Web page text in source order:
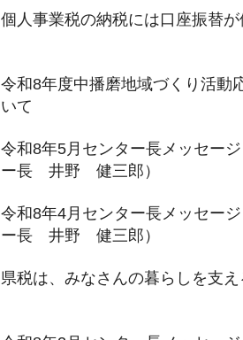
個⼈事業税の納税には口座振替
令和8年度中播磨地域づくり活動
いて
令和8年5月センター長メッセー
ー長 井野 健三郎）
令和8年4月センター長メッセー
ー長 井野 健三郎）
県税は、みなさんの暮らしを支